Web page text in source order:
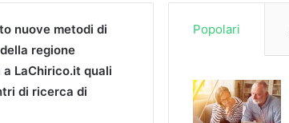
nuove metodi di
regione
LaChirico.it quali
di ricerca di
Popolari